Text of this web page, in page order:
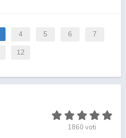
4 5 6 7
12
1860 voti